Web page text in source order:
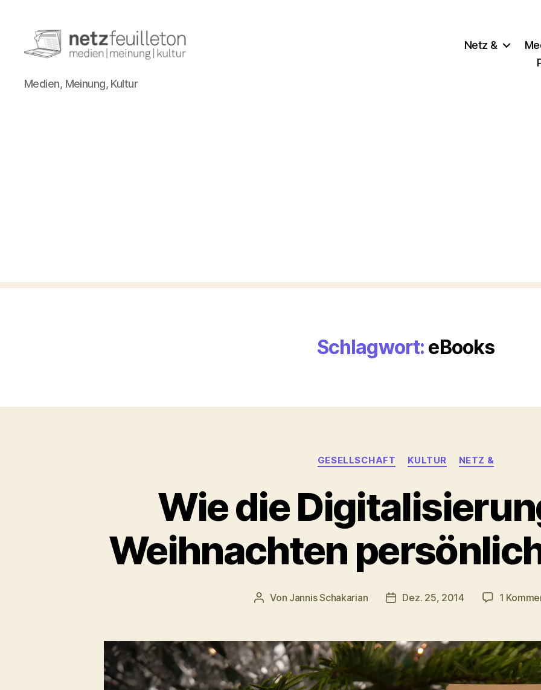
netzfeuilleton.de
Medien, Meinung, Kultur
Netz &
Schlagwort: eBooks
Kategorien
GESELLSCHAFT KULTUR NETZ &
Wie die
Weihnachten
Beitragsautor
Von Jannis Schakarian Veröffentlichungsdatum
Dez. 25, 2014 1